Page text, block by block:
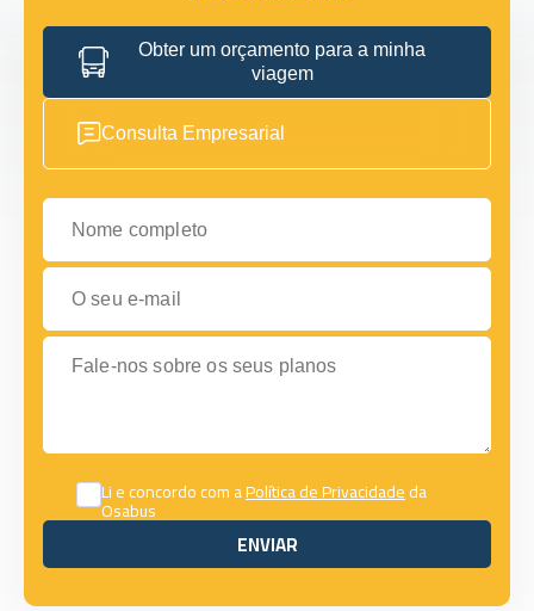
Obter um orçamento para a minha
viagem
Consulta Empresarial
Nome completo
O seu e-mail
Fale-nos sobre os seus planos
Li e concordo com aPolítica de Privacidadeda
Osabus
ENVIAR
ENVIAR